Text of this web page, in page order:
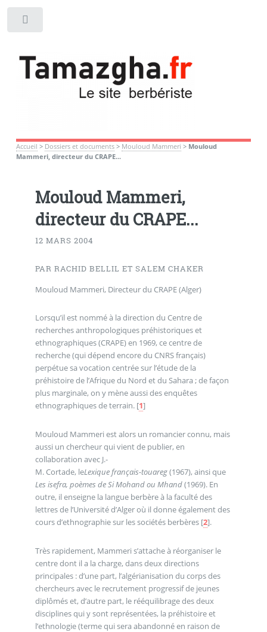
Accueil > Dossiers et documents> Mouloud Mammeri > Mouloud
Mammeri, directeur du CRAPE...
Mouloud Mammeri,
directeur du CRAPE...
12 MARS 2004
PAR RACHID BELLIL ET SALEM CHAKER
Mouloud Mammeri, Directeur du CRAPE (Alger)
Lorsqu’il est nommé à la direction du Centre de
recherches anthropologiques préhistoriques et
ethnographiques (CRAPE) en 1969, ce centre de
recherche (qui dépend encore du CNRS français)
perpétue sa vocation centrée sur l’étude de la
préhistoire de l’Afrique du Nord et du Sahara ; de façon
plus marginale, on y mène aussi des enquêtes
ethnographiques de terrain.[1]
Mouloud Mammeri est alors un romancier connu, mais
aussi un chercheur qui vient de publier, en
collaboration avec J.-
M. Cortade, leLexique français-touareg(1967), ainsi que
Les isefra, poèmes de Si Mohand ou Mhand(1969). En
outre, il enseigne la langue berbère à la faculté des
lettres de l’Université d’Alger où il donne également des
cours d’ethnographie sur les sociétés berbères[2].
Très rapidement, Mammeri s’attache à réorganiser le
centre dont il a la charge, dans deux directions
principales : d’une part, l’algérianisation du corps des
chercheurs avec le recrutement progressif de jeunes
diplômés et, d’autre part, le rééquilibrage des deux
disciplines qui y sont représentées, la préhistoire et
l’ethnologie (terme qui sera abandonné en raison de